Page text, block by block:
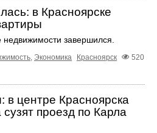
в Красноярске
завершился.
, Экономика Красноярск
520
в центре Красноярска
проезд по Карла